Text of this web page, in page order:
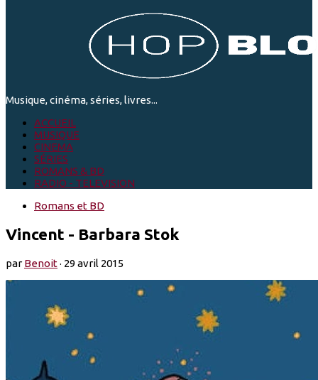
Musique, cinéma, séries, livres...
ACCUEIL
MUSIQUE
CINEMA
SÉRIES
ROMANS & BD
RADIO - TELEVISION
Romans et BD
Vincent - Barbara Stok
parBenoit· 29 avril 2015